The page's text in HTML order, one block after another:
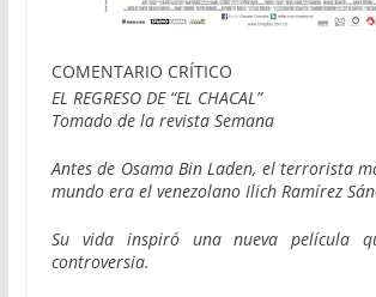
COMENTARIO CRÍTICO
EL REGRESO DE “EL CHACAL”
Tomado de la revista Semana
Antes de Osama Bin Laden, el terrorista
mundo era el venezolano Ilich Ramírez
Su vida inspiró una nueva película
controversia.